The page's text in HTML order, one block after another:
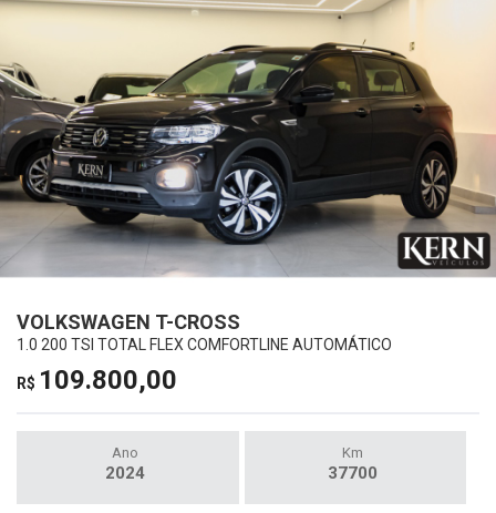
VOLKSWAGEN T-CROSS
1.0 200 TSI TOTAL FLEX COMFORTLINE AUTOMÁTICO
R$ 109.800,00
Ano
2024
Km
37700